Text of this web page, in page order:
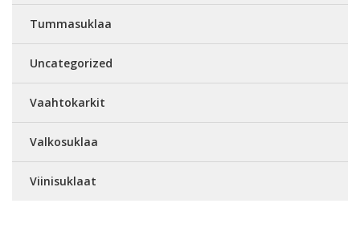
Tummasuklaa
Uncategorized
Vaahtokarkit
Valkosuklaa
Viinisuklaat